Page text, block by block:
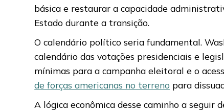
básica e restaurar a capacidade
Estado durante a transição.
O calendário político seria fundamental.
calendário das votações presidenciais e
mínimas para a campanha eleitoral e o
de forças americanas no terreno para
A lógica econômica desse caminho a seguir